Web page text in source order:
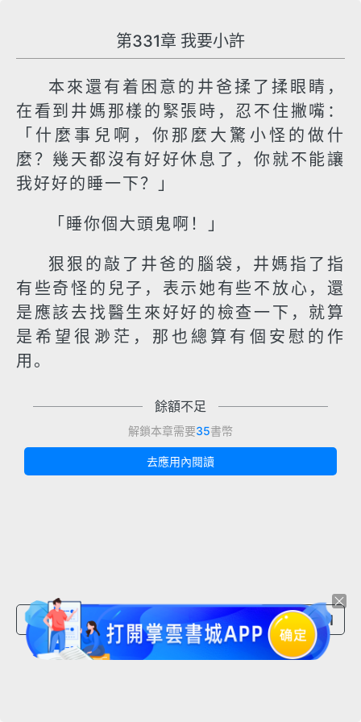
第331章 我要小許
本來還有着困意的井爸揉了揉眼睛，
在看到井媽那樣的緊張時，忍不住撇嘴：
「什麼事兒啊，你那麼大驚小怪的做什
麼？幾天都沒有好好休息了，你就不能讓
我好好的睡一下？」
「睡你個大頭鬼啊！」
狠狠的敲了井爸的腦袋，井媽指了指
有些奇怪的兒子，表示她有些不放心，還
是應該去找醫生來好好的檢查一下，就算
是希望很渺茫，那也總算有個安慰的作
用。
餘額不足
解鎖本章需要35書幣
去應用內閱讀
上一章節 下一章節